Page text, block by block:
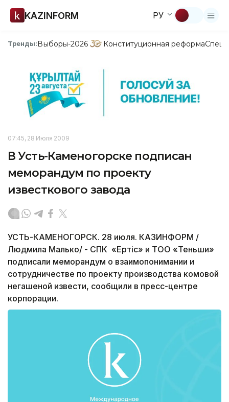
KAZINFORM РУ
Тренды:Выборы-2026 Конституционная реформа
07:45, 28 Июля 2009
В Усть-Каменогорске подписан
меморандум по проекту
известкового завода
УСТЬ-КАМЕНОГОРСК. 28 июля. КАЗИНФОРМ /
Людмила Малько/ - СПК «Ертiс» и ТОО «Теньши»
подписали меморандум о взаимопонимании и
сотрудничестве по проекту производства комовой
негашеной извести, сообщили в пресс-центре
корпорации.